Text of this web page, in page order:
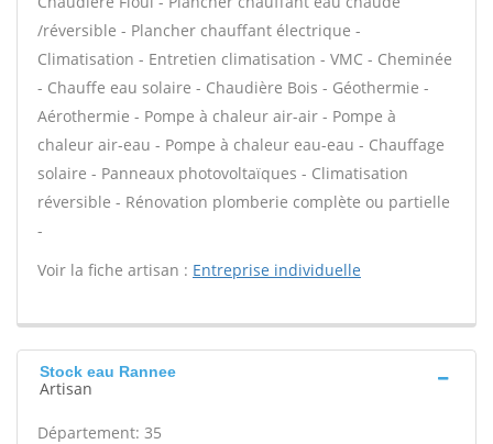
/réversible - Plancher chauffant électrique -
Climatisation - Entretien climatisation - VMC - Cheminée
- Chauffe eau solaire - Chaudière Bois - Géothermie -
Aérothermie - Pompe à chaleur air-air - Pompe à
chaleur air-eau - Pompe à chaleur eau-eau - Chauffage
solaire - Panneaux photovoltaïques - Climatisation
réversible - Rénovation plomberie complète ou partielle
-
Voir la fiche artisan : Entreprise individuelle
Stock eau Rannee
Artisan
Département: 35